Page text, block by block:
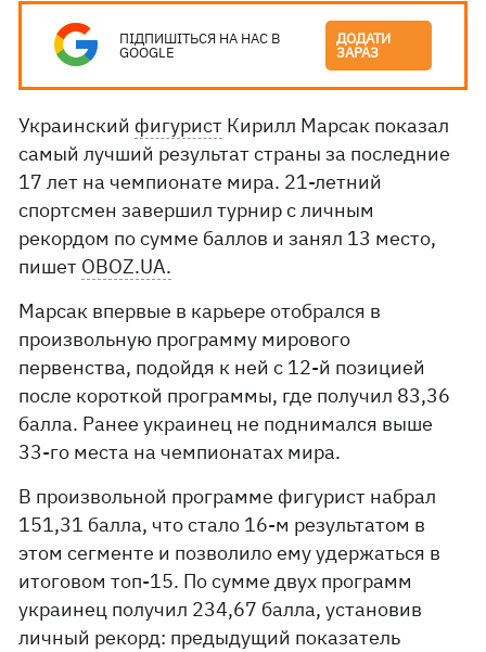
ПІДПИШІТЬСЯ НА НАС В
GOOGLE
ДОДАТИ
ЗАРАЗ
Украинский фигурист Кирилл Марсак показал
самый лучший результат страны за последние
17 лет на чемпионате мира. 21-летний
спортсмен завершил турнир с личным
рекордом по сумме баллов и занял 13 место,
пишет OBOZ.UA.
Марсак впервые в карьере отобрался в
произвольную программу мирового
первенства, подойдя к ней с 12-й позицией
после короткой программы, где получил 83,36
балла. Ранее украинец не поднимался выше
33-го места на чемпионатах мира.
В произвольной программе фигурист набрал
151,31 балла, что стало 16-м результатом в
этом сегменте и позволило ему удержаться в
итоговом топ-15. По сумме двух программ
украинец получил 234,67 балла, установив
личный рекорд: предыдущий показатель